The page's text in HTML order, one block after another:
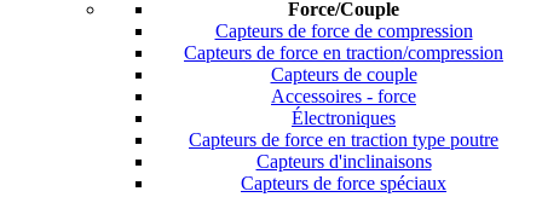
Force/Couple
Capteurs de force de compression
Capteurs de force en traction/compression
Capteurs de couple
Accessoires - force
Électroniques
Capteurs de force en traction type poutre
Capteurs d'inclinaisons
Capteurs de force spéciaux